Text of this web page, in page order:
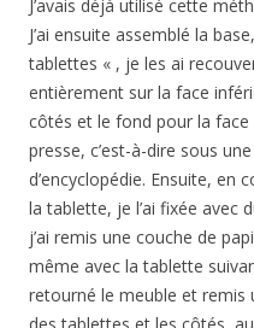
J’avais déjà utilisé cette
J’ai ensuite assemblé la
tablettes « , je les ai
entièrement sur la face
côtés et le fond pour la face
presse, c’est-à-dire sous
d’encyclopédie. Ensuite, en
la tablette, je l’ai fixée avec
j’ai remis une couche de
même avec la tablette
retourné le meuble et remis